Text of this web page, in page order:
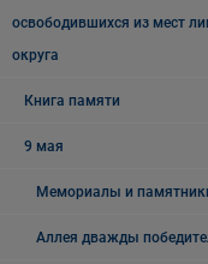
освободившихся из мест
округа
Книга памяти
9 мая
Мемориалы и
Аллея дважды